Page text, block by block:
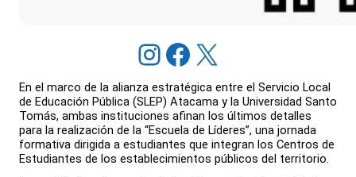
Instagram Facebook X
En el marco de la alianza estratégica entre el Servicio Local
de Educación Pública (SLEP) Atacama y la Universidad Santo
Tomás, ambas instituciones afinan los últimos detalles
para la realización de la “Escuela de Líderes”, una jornada
formativa dirigida a estudiantes que integran los Centros de
Estudiantes de los establecimientos públicos del territorio.